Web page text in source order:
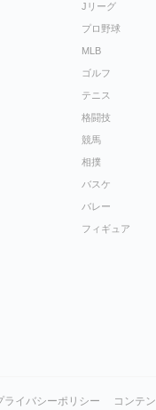
Jリーグ
プロ野球
MLB
ゴルフ
テニス
格闘技
競馬
相撲
バスケ
バレー
フィギュア
ライバシーポリシー コンテ